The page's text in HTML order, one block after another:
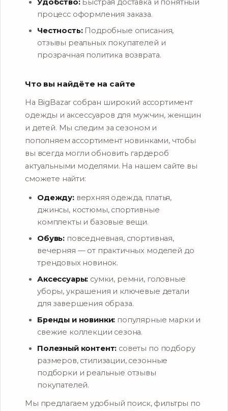
Удобство:Быстрая доставка и понятный
процесс оформления заказа.
Честность:Подробные описания,
отзывы реальных покупателей и
прозрачная политика возврата.
Что вы найдёте на сайте
На BigBazar собран широкий ассортимент
одежды и аксессуаров для мужчин, женщин
и детей. Мы следим за сезоном и
пополняем ассортимент новинками, чтобы
вы всегда могли обновить гардероб
актуальными моделями. На нашем сайте вы
сможете найти:
Одежду:верхняя одежда, платья,
джинсы, костюмы, спортивные
комплекты и базовые вещи.
Обувь: повседневная, спортивная,
вечерняя — от практичных моделей до
трендовых новинок.
Аксессуары: сумки, ремни, головные
уборы, украшения и ключевые детали
для завершения образа.
Бренды и новинки: популярные марки и
свежие коллекции сезона.
Полезный контент: советы по подбору
размеров, стилизации, сезонные
подборки и реальные отзывы
покупателей.
Мы предлагаем удобный поиск, фильтры по